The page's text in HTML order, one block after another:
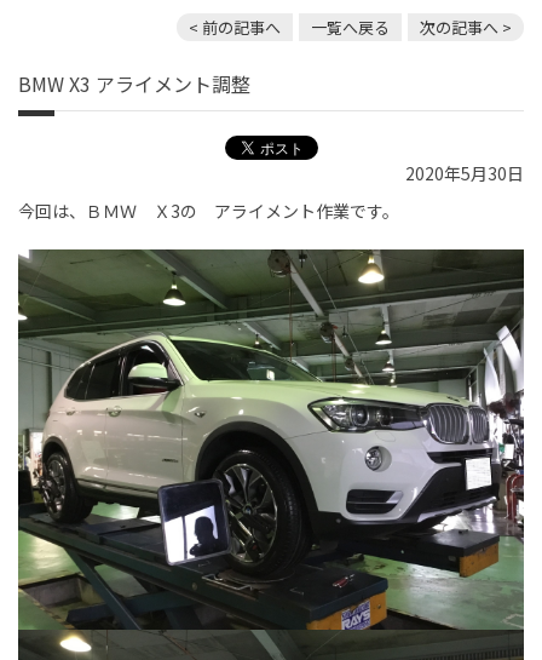
< 前の記事へ 一覧へ戻る 次の記事へ >
BMW X3 アライメント調整
2020年5月30日
今回は、ＢＭＷ Ｘ3の アライメント作業です。